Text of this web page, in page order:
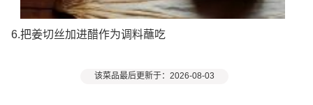
6.把姜切丝加进醋作为调料蘸吃
该菜品最后更新于：2026-08-03